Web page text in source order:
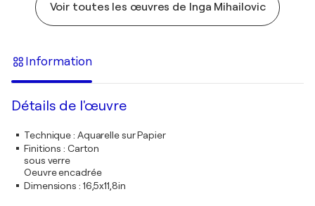
Voir toutes les œuvres de Inga Mihailovic
Information
Détails de l'œuvre
Technique: Aquarelle sur Papier
Finitions : Carton
sous verre
Oeuvre encadrée
Dimensions : 16,5x11,8in